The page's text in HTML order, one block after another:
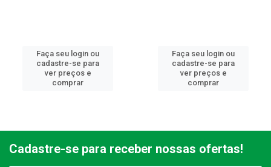
Faça seu login ou
cadastre-se para
ver preços e
comprar
Faça seu login ou
cadastre-se para
ver preços e
comprar
Cadastre-se para receber nossas ofertas!